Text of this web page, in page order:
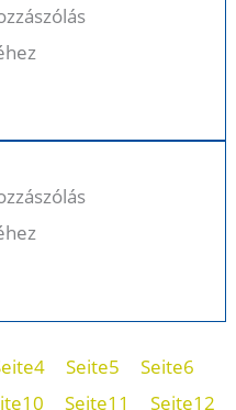
4 Seite5 Seite6
10 Seite11 Seite12